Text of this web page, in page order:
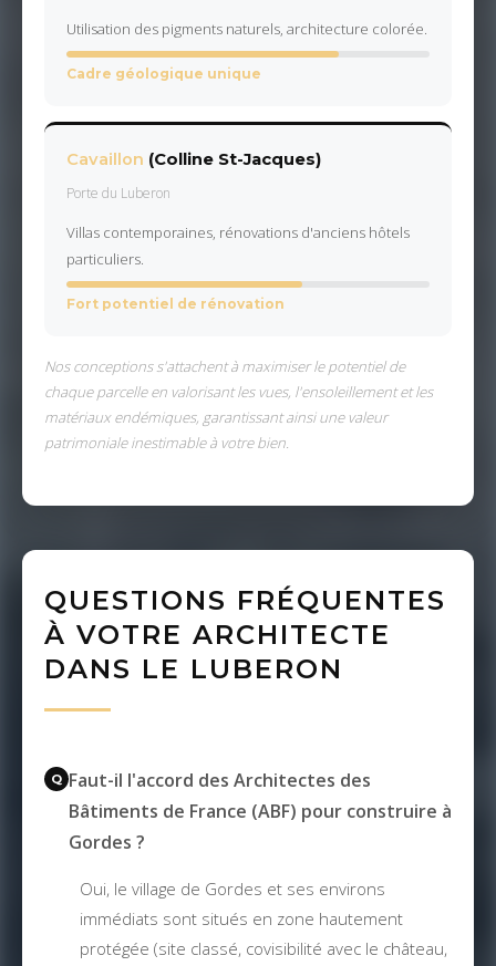
Utilisation des pigments naturels, architecture colorée.
Cadre géologique unique
Cavaillon (Colline St-Jacques)
Porte du Luberon
Villas contemporaines, rénovations d'anciens hôtels
particuliers.
Fort potentiel de rénovation
Nos conceptions s'attachent à maximiser le potentiel de
chaque parcelle en valorisant les vues, l'ensoleillement et les
matériaux endémiques, garantissant ainsi une valeur
patrimoniale inestimable à votre bien.
QUESTIONS FRÉQUENTES
À VOTRE ARCHITECTE
DANS LE LUBERON
Faut-il l'accord des Architectes des
Bâtiments de France (ABF) pour construire à
Gordes ?
Oui, le village de Gordes et ses environs
immédiats sont situés en zone hautement
protégée (site classé, covisibilité avec le château,